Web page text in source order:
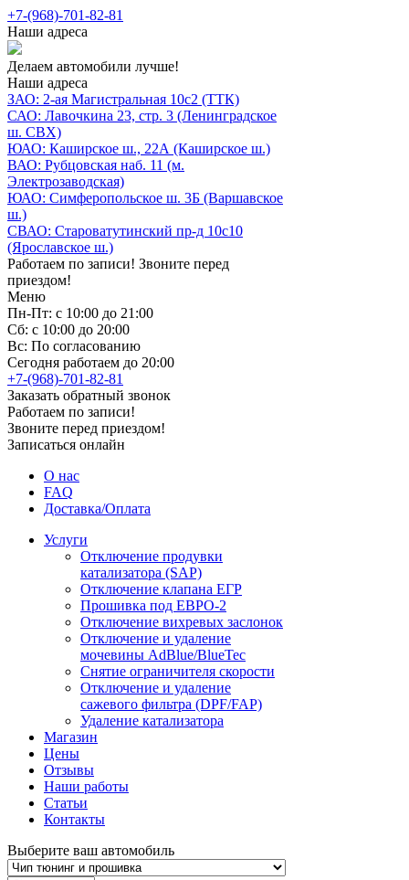
+7-(968)-701-82-81
Наши адреса
Делаем автомобили лучше!
Наши адреса
ЗАО: 2-ая Магистральная 10с2 (ТТК)
САО: Лавочкина 23, стр. 3 (Ленинградское
ш. СВХ)
ЮАО: Каширское ш., 22А (Каширское ш.)
ВАО: Рубцовская наб. 11 (м.
Электрозаводская)
ЮАО: Симферопольское ш. 3Б (Варшавское
ш.)
СВАО: Староватутинский пр-д 10с10
(Ярославское ш.)
Работаем по записи! Звоните перед
приездом!
Меню
Пн-Пт: с 10:00 до 21:00
Сб: с 10:00 до 20:00
Вс: По согласованию
Сегодня работаем до 20:00
+7-(968)-701-82-81
Заказать обратный звонок
Работаем по записи!
Звоните перед приездом!
Записаться онлайн
О нас
FAQ
Доставка/Оплата
Услуги
Отключение продувки
катализатора (SAP)
Отключение клапана ЕГР
Прошивка под ЕВРО-2
Отключение вихревых заслонок
Отключение и удаление
мочевины AdBlue/BlueTec
Снятие ограничителя скорости
Отключение и удаление
сажевого фильтра (DPF/FAP)
Удаление катализатора
Магазин
Цены
Отзывы
Наши работы
Статьи
Контакты
Выберите ваш автомобиль